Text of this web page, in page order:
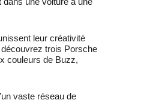
leur créativité
trois Porsche
couleurs de Buzz,
vaste réseau de